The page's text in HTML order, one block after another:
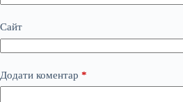
Сайт
Додати коментар *